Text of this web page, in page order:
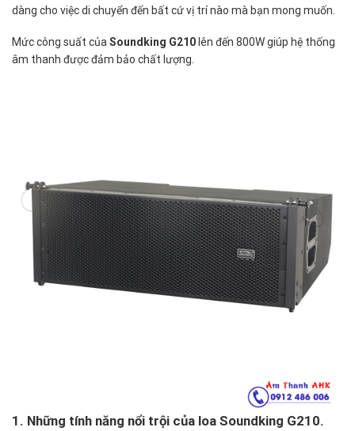
dàng cho việc di chuyển đến bất cứ vị trí nào mà bạn mong muốn.
Mức công suất của Soundking G210 lên đến 800W giúp hệ thống
âm thanh được đảm bảo chất lượng.
1. Những tính năng nổi trội của loa Soundking G210.